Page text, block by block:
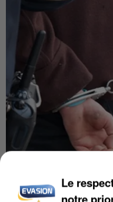
UN SECOND
Le
notre